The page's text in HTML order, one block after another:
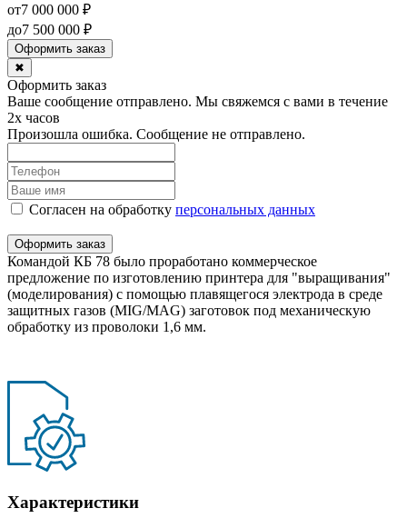
от7 000 000 ₽
до7 500 000 ₽
Оформить заказ
✖
Оформить заказ
Ваше сообщение отправлено. Мы свяжемся с вами в течение
2х часов
Произошла ошибка. Сообщение не отправлено.
Согласен на обработку персональныx данных
Оформить заказ
Командой КБ 78 было проработано коммерческое
предложение по изготовлению принтера для "выращивания"
(моделирования) с помощью плавящегося электрода в среде
защитных газов (MIG/MAG) заготовок под механическую
обработку из проволоки 1,6 мм.
Характеристики